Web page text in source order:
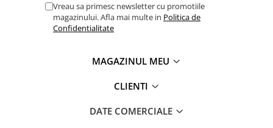
Vreau sa primesc newsletter cu promotiile
magazinului. Afla mai multe in Politica de
Confidentialitate
MAGAZINUL MEU
CLIENTI
DATE COMERCIALE